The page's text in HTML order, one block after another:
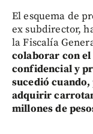
El esquema de
ex subdirector,
la Fiscalía
colaborar con
confidencial y
sucedió
adquirir
millones de